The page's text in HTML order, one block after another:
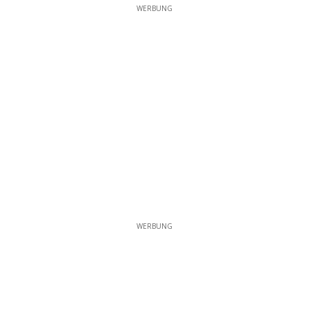
WERBUNG
WERBUNG